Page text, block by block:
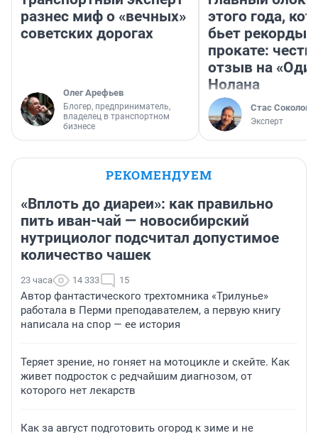
разнес миф о «вечных»
советских дорогах
Олег Арефьев
Блогер, предприниматель,
владелец в транспортном
бизнесе
этого года,
бьет рекорды в
прокате:
отзыв на
Нолана
Стас Соколов
Эксперт
РЕКОМЕНДУЕМ
«Вплоть до диареи»: как правильно
пить иван-чай — новосибирский
нутрициолог подсчитал допустимое
количество чашек
23 часа 14 333 15
Автор фантастического трехтомника «Трилунье»
работала в Перми преподавателем, а первую книгу
написала на спор — ее история
Теряет зрение, но гоняет на мотоцикле и скейте. Как
живет подросток с редчайшим диагнозом, от
которого нет лекарств
Как за август подготовить огород к зиме и не